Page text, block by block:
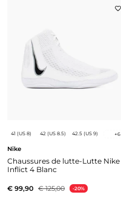
41 (US 8) 42 (US 8.5) 42.5 (US 9) +6
Nike
Chaussures de lutte-Lutte Nike
Inflict 4 Blanc
€ 99,90 € 125,00 -20%